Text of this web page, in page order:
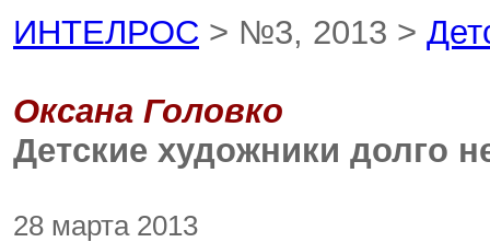
ИНТЕЛРОС > №3, 2013 >
Оксана Головко
Детские художники долго
28 марта 2013